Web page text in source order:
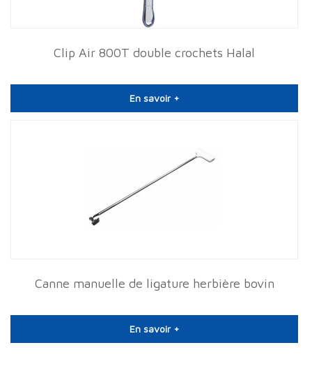
Clip Air 800T double crochets Halal
En savoir +
Canne manuelle de ligature herbière bovin
En savoir +